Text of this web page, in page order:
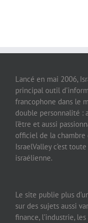
Lancé en mai 2006,
principal outil
francophone dans le
double personnalité :
l’être et aussi
officiel de la chambre
IsraelValley c’est
israélienne.
Le site publie plus
sur des sujets aussi
finance, l’industrie,